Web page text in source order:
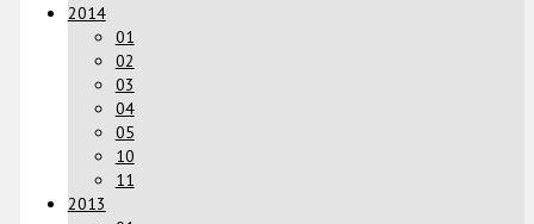
2014
01
02
03
04
05
10
11
2013